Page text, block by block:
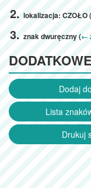
lokalizacja: CZOŁO (
znak dwuręczny (←
DODATKOWE
Dodaj
Lista
Drukuj